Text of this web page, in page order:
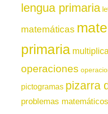
lengua primaria
matemáticas
primaria
operaciones
pictogramas pizarra
problemas matemáticos